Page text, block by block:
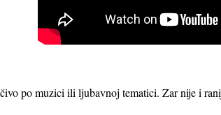
po muzici ili ljubavnoj tematici. Zar nije i